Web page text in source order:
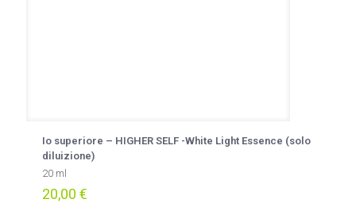
Io superiore – HIGHER SELF -White Light Essence (solo
diluizione)
20 ml
20,00 €